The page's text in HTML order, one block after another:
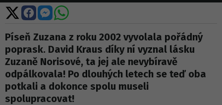
Sdílet
na
X
Sdílet
na
Facebooku
Sdílet
na
Messengeru
Sdílet
WhatsApp
Píseň Zuzana z roku 2002 vyvolala pořádný
poprask. David Kraus díky ní vyznal lásku
Zuzaně Norisové, ta jej ale nevybíravě
odpálkovala! Po dlouhých letech se teď oba
potkali a dokonce spolu museli
spolupracovat!